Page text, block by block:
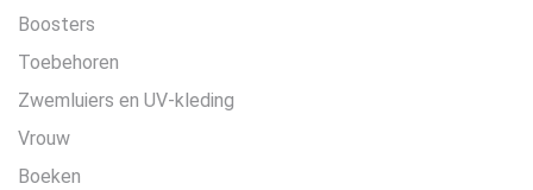
Boosters
Toebehoren
Zwemluiers en UV-kleding
Vrouw
Boeken